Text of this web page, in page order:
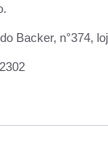
Backer, n°374,